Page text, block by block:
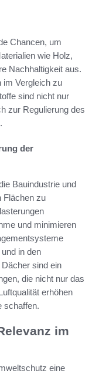
Chancen, um
wie Holz,
Nachhaltigkeit aus.
im Vergleich zu
sind nicht nur
zur Regulierung des
der
Bauindustrie und
Flächen zu
und minimieren
in den
sind ein
die nicht nur das
erhöhen
schaffen.
im
eine